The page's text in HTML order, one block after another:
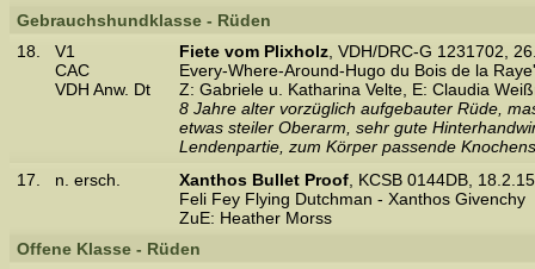
Gebrauchshundklasse - Rüden
18.
V1
CAC
VDH Anw. Dt
Fiete vom Plixholz , VDH/DRC-G 1231702,
Every-Where-Around-Hugo du Bois de la
Z: Gabriele u. Katharina Velte, E: Claudia
8 Jahre alter vorzüglich aufgebauter Rüde,
etwas steiler Oberarm, sehr gute
Lendenpartie, zum Körper passende
17.
n. ersch. Xanthos Bullet Proof , KCSB 0144DB,
Feli Fey Flying Dutchman - Xanthos Givenchy
ZuE: Heather Morss
Offene Klasse - Rüden